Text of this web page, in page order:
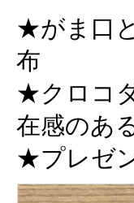
★がま口
布
★クロコ
在感のあ
★プレゼ